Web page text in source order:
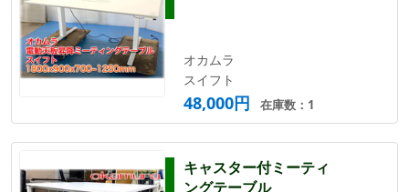
オカムラ
スイフト
48,000円 在庫数：1
キャスター付ミーティ
ングテーブル